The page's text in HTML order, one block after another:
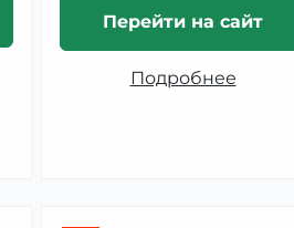
Перейти на сайт
Подробнее